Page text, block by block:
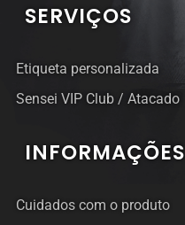
SERVIÇOS
Etiqueta personalizada
Sensei VIP Club / Atacado
INFORMAÇÕES
Cuidados com o produto